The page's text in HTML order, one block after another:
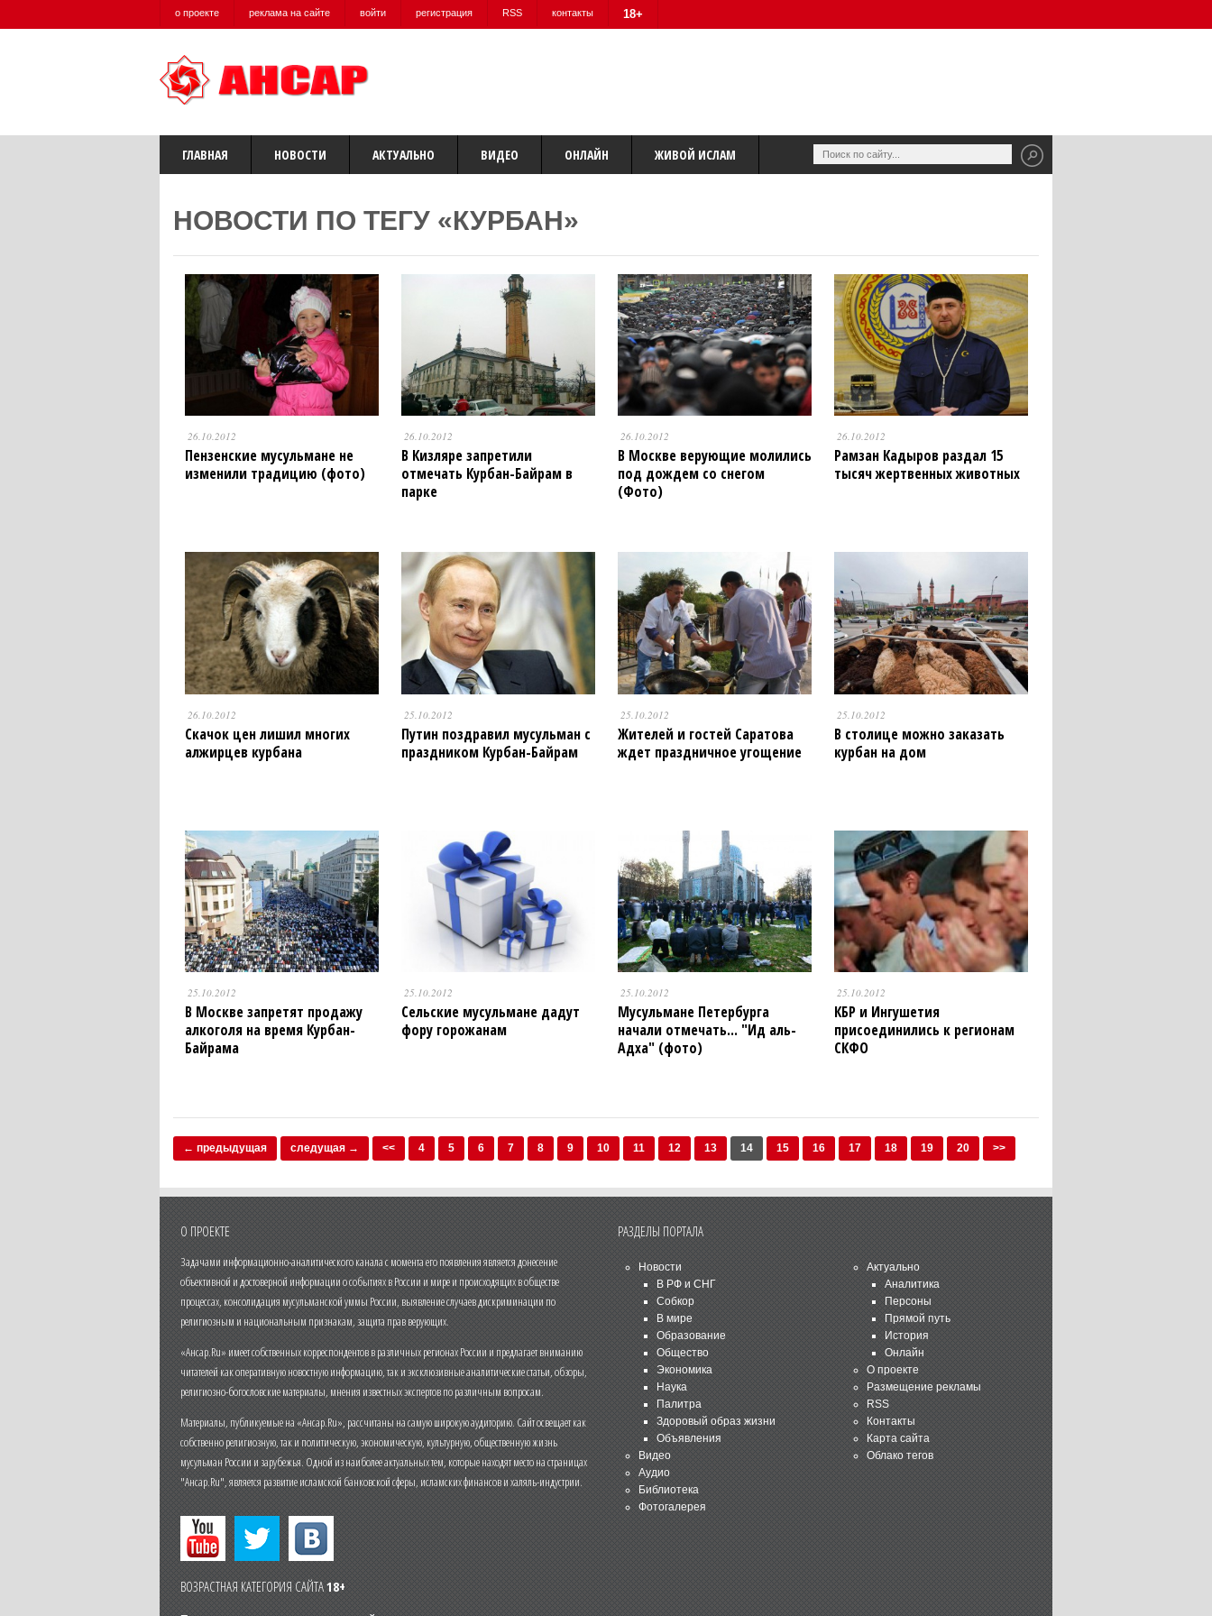
о проекте реклама на сайте войти регистрация RSS контакты 18+
ГЛАВНАЯ НОВОСТИ АКТУАЛЬНО ВИДЕО ОНЛАЙН ЖИВОЙ ИСЛАМ
НОВОСТИ ПО ТЕГУ «КУРБАН»
26.10.2012
Пензенские мусульмане не
изменили традицию (фото)
26.10.2012
В Кизляре запретили
отмечать Курбан-Байрам в
парке
26.10.2012
В Москве верующие молились
под дождем со снегом
(Фото)
26.10.2012
Рамзан Кадыров раздал 15
тысяч жертвенных животных
26.10.2012
Скачок цен лишил многих
алжирцев курбана
25.10.2012
Путин поздравил мусульман c
праздником Курбан-Байрам
25.10.2012
Жителей и гостей Саратова
ждет праздничное угощение
25.10.2012
В столице можно заказать
курбан на дом
25.10.2012
В Москве запретят продажу
алкоголя на время Курбан-
Байрама
25.10.2012
Сельские мусульмане дадут
фору горожанам
25.10.2012
Мусульмане Петербурга
начали отмечать... "Ид аль-
Адха" (фото)
25.10.2012
КБР и Ингушетия
присоединились к регионам
СКФО
← предыдущая следущая → << 4 5 6 7 8 9 10 11 12 13 14 15 16 17 18 19 20 >>
О ПРОЕКТЕ
Задачами информационно-аналитического канала с момента его появления является донесение
объективной и достоверной информации о событиях в России и мире и происходящих в обществе
процессах, консолидация мусульманской уммы России, выявление случаев дискриминации по
религиозным и национальным признакам, защита прав верующих.
«Ансар.Ru» имеет собственных корреспондентов в различных регионах России и предлагает вниманию
читателей как оперативную новостную информацию, так и эксклюзивные аналитические статьи, обзоры,
религиозно-богословские материалы, мнения известных экспертов по различным вопросам.
Материалы, публикуемые на «Ансар.Ru», рассчитаны на самую широкую аудиторию. Сайт освещает как
собственно религиозную, так и политическую, экономическую, культурную, общественную жизнь
мусульман России и зарубежья. Одной из наиболее актуальных тем, которые находят место на страницах
"Ансар.Ru", является развитие исламской банковской сферы, исламских финансов и халяль-индустрии.
ВОЗРАСТНАЯ КАТЕГОРИЯ САЙТА18+
РАЗДЕЛЫ ПОРТАЛА
Новости
В РФ и СНГ
Собкор
В мире
Образование
Общество
Экономика
Наука
Палитра
Здоровый образ жизни
Объявления
Видео
Аудио
Библиотека
Фотогалерея
Актуально
Аналитика
Персоны
Прямой путь
История
Онлайн
О проекте
Размещение рекламы
RSS
Контакты
Карта сайта
Облако тегов